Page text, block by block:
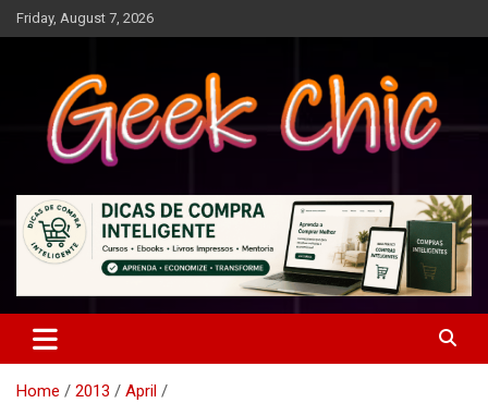
Skip
to
Friday, August 7, 2026
Geek Chic
Home 2013
April